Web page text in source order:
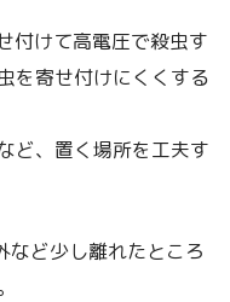
付けて高電圧で殺虫す
を寄せ付けにくくする
ど、置く場所を工夫す
ど少し離れたところ